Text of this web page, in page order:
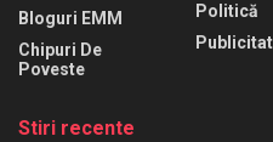
Bloguri EMM
Chipuri De
Poveste
Politică
Stiri recente